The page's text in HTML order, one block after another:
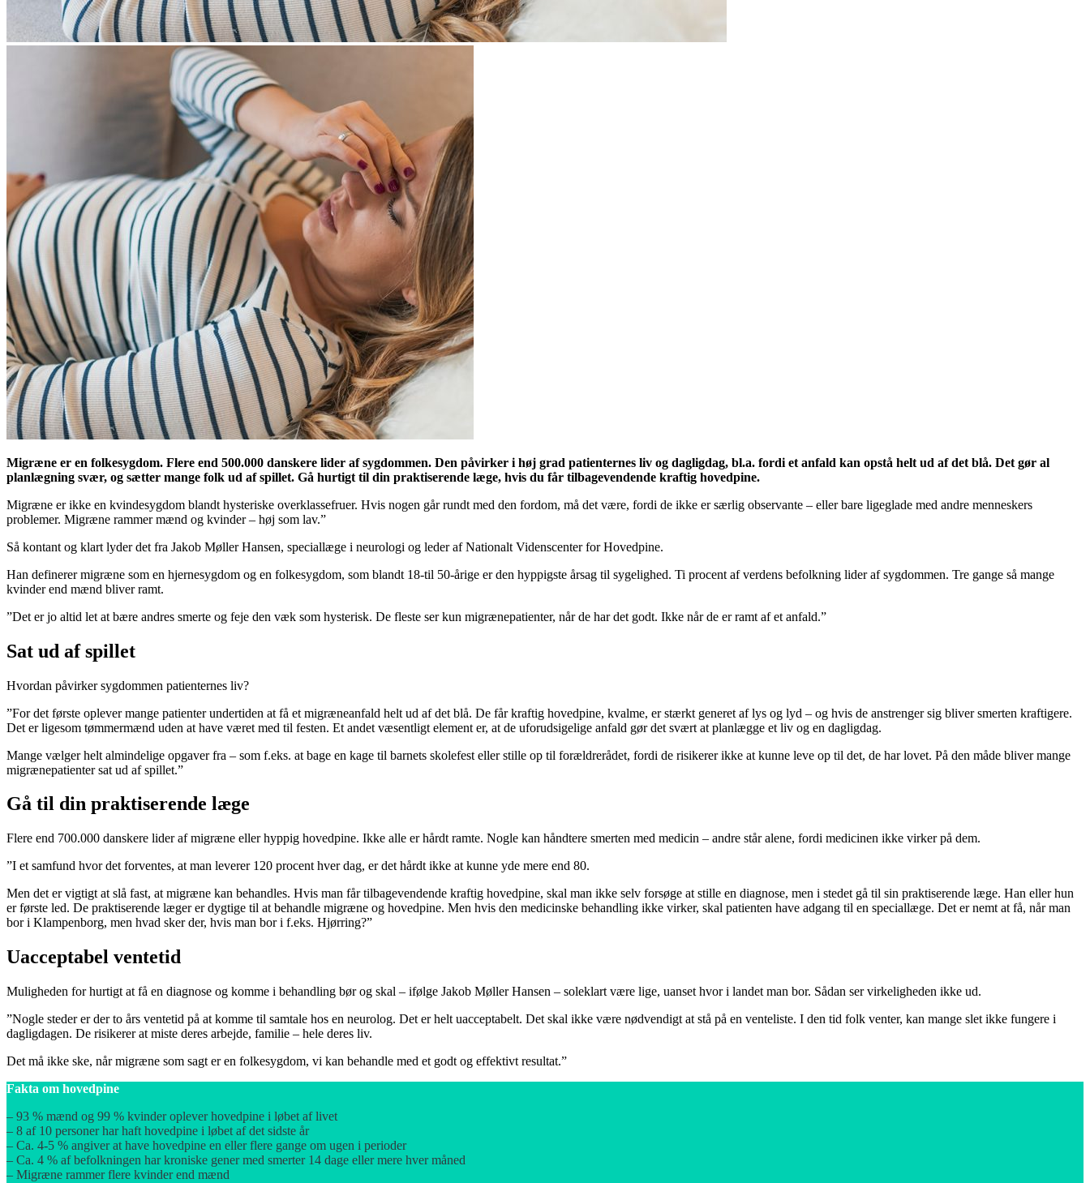
Migræne er en folkesygdom. Flere end 500.000 danskere lider af sygdommen. Den påvirker i høj grad patienternes liv og dagligdag, bl.a. fordi et anfald kan opstå helt ud af det blå. Det gør al
planlægning svær, og sætter mange folk ud af spillet. Gå hurtigt til din praktiserende læge, hvis du får tilbagevendende kraftig hovedpine.
Migræne er ikke en kvindesygdom blandt hysteriske overklassefruer. Hvis nogen går rundt med den fordom, må det være, fordi de ikke er særlig observante – eller bare ligeglade med andre menneskers
problemer. Migræne rammer mænd og kvinder – høj som lav.”
Så kontant og klart lyder det fra Jakob Møller Hansen, speciallæge i neurologi og leder af Nationalt Videnscenter for Hovedpine.
Han definerer migræne som en hjernesygdom og en folkesygdom, som blandt 18-til 50-årige er den hyppigste årsag til sygelighed. Ti procent af verdens befolkning lider af sygdommen. Tre gange så mange
kvinder end mænd bliver ramt.
”Det er jo altid let at bære andres smerte og feje den væk som hysterisk. De fleste ser kun migrænepatienter, når de har det godt. Ikke når de er ramt af et anfald.”
Sat ud af spillet
Hvordan påvirker sygdommen patienternes liv?
”For det første oplever mange patienter undertiden at få et migræneanfald helt ud af det blå. De får kraftig hovedpine, kvalme, er stærkt generet af lys og lyd – og hvis de anstrenger sig bliver smerten kraftigere.
Det er ligesom tømmermænd uden at have været med til festen. Et andet væsentligt element er, at de uforudsigelige anfald gør det svært at planlægge et liv og en dagligdag.
Mange vælger helt almindelige opgaver fra – som f.eks. at bage en kage til barnets skolefest eller stille op til forældrerådet, fordi de risikerer ikke at kunne leve op til det, de har lovet. På den måde bliver mange
migrænepatienter sat ud af spillet.”
Gå til din praktiserende læge
Flere end 700.000 danskere lider af migræne eller hyppig hovedpine. Ikke alle er hårdt ramte. Nogle kan håndtere smerten med medicin – andre står alene, fordi medicinen ikke virker på dem.
”I et samfund hvor det forventes, at man leverer 120 procent hver dag, er det hårdt ikke at kunne yde mere end 80.
Men det er vigtigt at slå fast, at migræne kan behandles. Hvis man får tilbagevendende kraftig hovedpine, skal man ikke selv forsøge at stille en diagnose, men i stedet gå til sin praktiserende læge. Han eller hun
er første led. De praktiserende læger er dygtige til at behandle migræne og hovedpine. Men hvis den medicinske behandling ikke virker, skal patienten have adgang til en speciallæge. Det er nemt at få, når man
bor i Klampenborg, men hvad sker der, hvis man bor i f.eks. Hjørring?”
Uacceptabel ventetid
Muligheden for hurtigt at få en diagnose og komme i behandling bør og skal – ifølge Jakob Møller Hansen – soleklart være lige, uanset hvor i landet man bor. Sådan ser virkeligheden ikke ud.
”Nogle steder er der to års ventetid på at komme til samtale hos en neurolog. Det er helt uacceptabelt. Det skal ikke være nødvendigt at stå på en venteliste. I den tid folk venter, kan mange slet ikke fungere i
dagligdagen. De risikerer at miste deres arbejde, familie – hele deres liv.
Det må ikke ske, når migræne som sagt er en folkesygdom, vi kan behandle med et godt og effektivt resultat.”
Fakta om hovedpine
– 93 % mænd og 99 % kvinder oplever hovedpine i løbet af livet
– 8 af 10 personer har haft hovedpine i løbet af det sidste år
– Ca. 4-5 % angiver at have hovedpine en eller flere gange om ugen i perioder
– Ca. 4 % af befolkningen har kroniske gener med smerter 14 dage eller mere hver måned
– Migræne rammer flere kvinder end mænd